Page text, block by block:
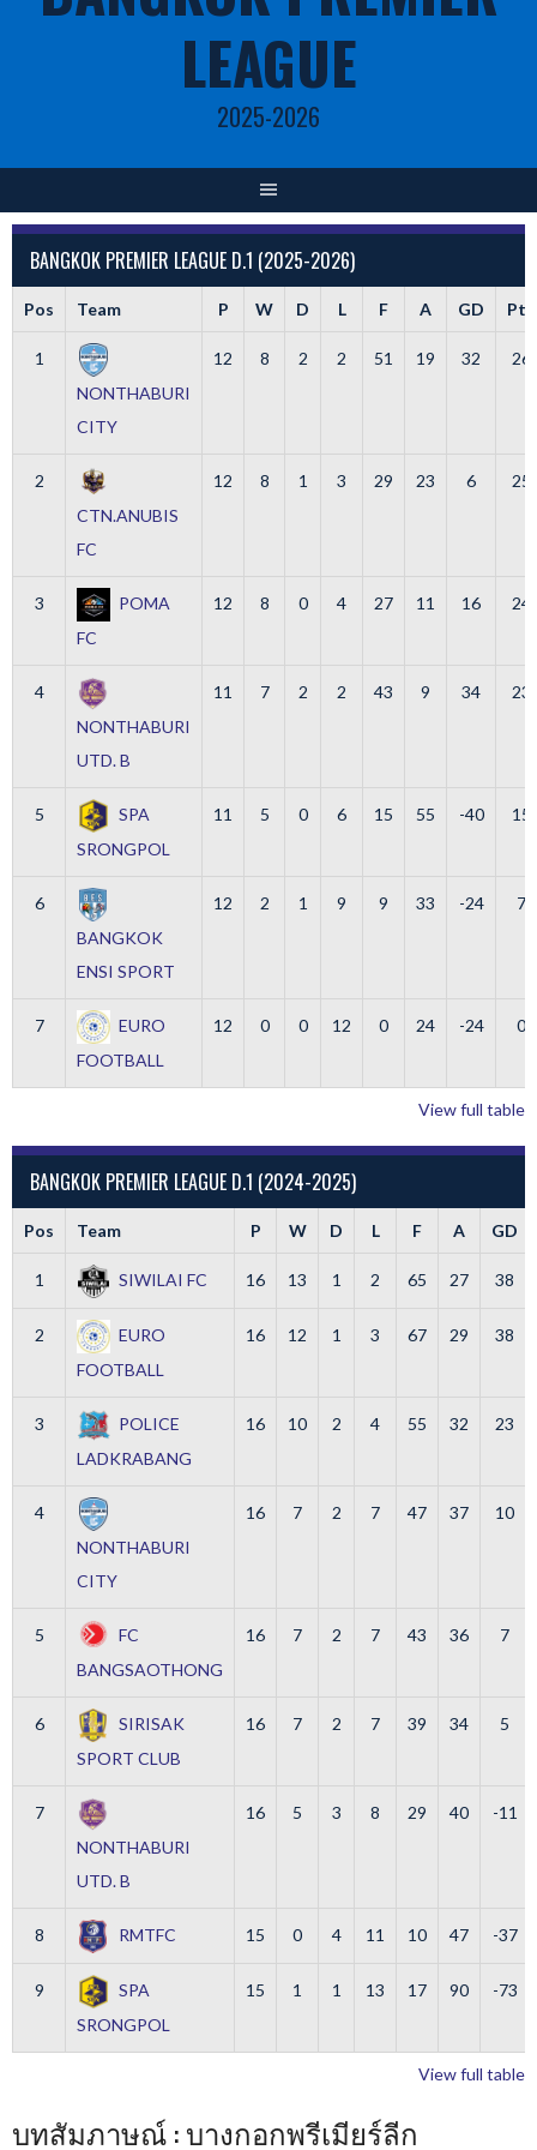
LEAGUE
2025-2026
BANGKOK PREMIER LEAGUE D.1 (2025-2026)
Pos Team P W D L F A GD Pts
1
NONTHABURI
CITY
12 8 2 2 51 19 32 26
2
CTN.ANUBIS
FC
12 8 1 3 29 23 6 25
3
POMA
FC
12 8 0 4 27 11 16 24
4
NONTHABURI
UTD. B
11 7 2 2 43 9 34 23
5
SPA
SRONGPOL
11 5 0 6 15 55 -40 15
6
BANGKOK
ENSI SPORT
12 2 1 9 9 33 -24 7
7
EURO
FOOTBALL
12 0 0 12 0 24 -24 0
View full table
BANGKOK PREMIER LEAGUE D.1 (2024-2025)
Pos Team P W D L F A GD
1 SIWILAI FC 16 13 1 2 65 27 38
2
EURO
FOOTBALL
16 12 1 3 67 29 38
3
POLICE
LADKRABANG
16 10 2 4 55 32 23
4
NONTHABURI
CITY
16 7 2 7 47 37 10
5
FC
BANGSAOTHONG
16 7 2 7 43 36 7
6
SIRISAK
SPORT CLUB
16 7 2 7 39 34 5
7
NONTHABURI
UTD. B
16 5 3 8 29 40 -11
8 RMTFC 15 0 4 11 10 47 -37
9
SPA
SRONGPOL
15 1 1 13 17 90 -73
View full table
บทสัมภาษณ์ : บางกอกพรีเมียร์ลีก